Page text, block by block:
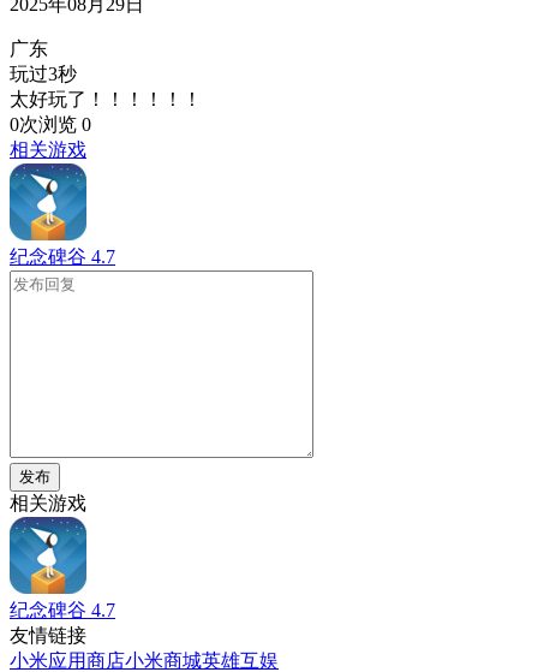
广东
玩过3秒
太好玩了！！！！！！
0次浏览 0
相关游戏
纪念碑谷 4.7
发布
相关游戏
纪念碑谷 4.7
友情链接
小米应用商店小米商城英雄互娱